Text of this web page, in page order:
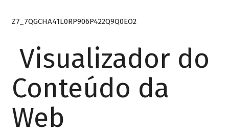
Z7_7QGCHA41L0RP906P422Q9Q0EO2
Visualizador do
Conteúdo da
Web